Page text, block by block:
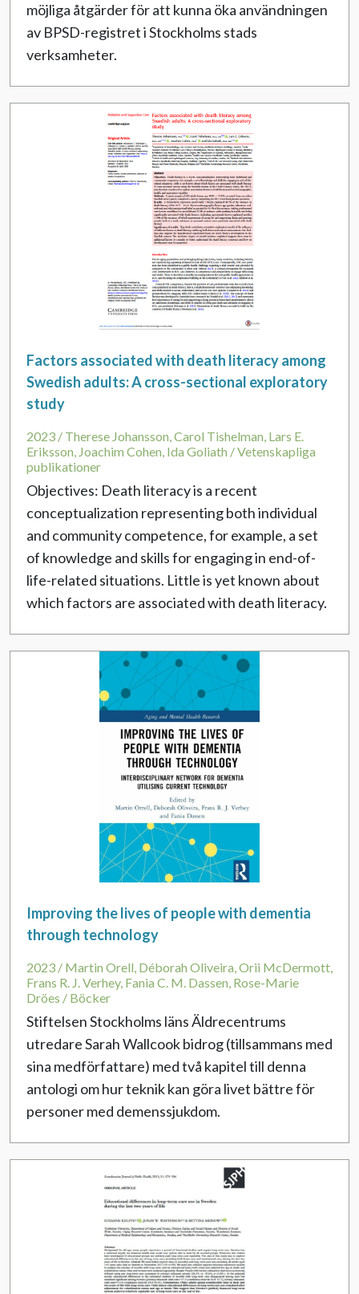
möjliga åtgärder för att kunna öka användningen
av BPSD-registret i Stockholms stads
verksamheter.
Factors associated with death literacy among
Swedish adults: A cross-sectional exploratory
study
2023 / Therese Johansson, Carol Tishelman, Lars E.
Eriksson, Joachim Cohen, Ida Goliath / Vetenskapliga
publikationer
Objectives: Death literacy is a recent
conceptualization representing both individual
and community competence, for example, a set
of knowledge and skills for engaging in end-of-
life-related situations. Little is yet known about
which factors are associated with death literacy.
Improving the lives of people with dementia
through technology
2023 / Martin Orell, Déborah Oliveira, Orii McDermott,
Frans R. J. Verhey, Fania C. M. Dassen, Rose-Marie
Dröes / Böcker
Stiftelsen Stockholms läns Äldrecentrums
utredare Sarah Wallcook bidrog (tillsammans med
sina medförfattare) med två kapitel till denna
antologi om hur teknik kan göra livet bättre för
personer med demenssjukdom.